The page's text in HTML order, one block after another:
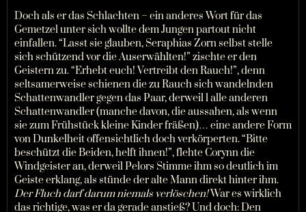
Doch als er das Schlachten – ein anderes Wort für das
Gemetzel unter sich wollte dem Jungen partout nicht
einfallen. “Lasst sie glauben, Seraphias Zorn selbst stelle
sich schützend vor die Auserwählten!” zischte er den
Geistern zu. “Erhebt euch! Vertreibt den Rauch!”, denn
seltsamerweise schienen die zu Rauch sich wandelnden
Schattenwandler gegen das Paar, derweil l alle anderen
Schattenwandler (manche davon, die aussahen, als wenn
sie zum Frühstück kleine Kinder fräßen)… eine andere Form
von Dunkelheit offensichtlich doch verkörperten. “Bitte
beschützt die Beiden, helft ihnen!”, flehte Corynn die
Windgeister an, derweil Pelors Stimme ihm so deutlich im
Geiste erklang, als stünde der alte Mann direkt hinter ihm.
Der Fluch darf darum niemals verlöschen!War es wirklich
das richtige, was er da gerade anstieß? Und doch: Den